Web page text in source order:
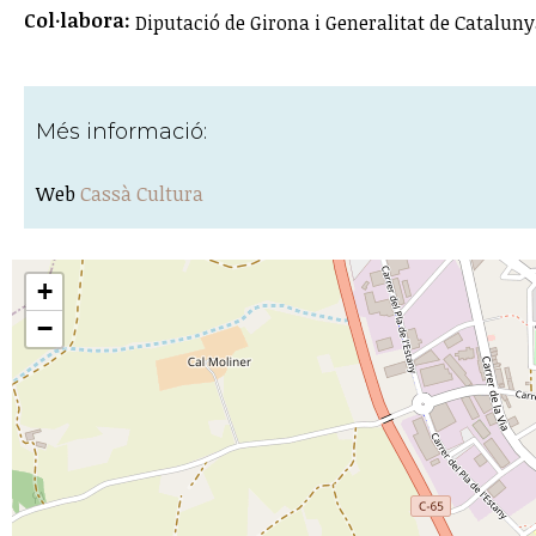
Col·labora: Diputació de Girona i Generalitat de
Més informació:
Web Cassà Cultura
+
−